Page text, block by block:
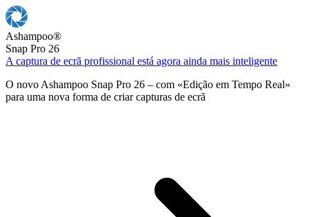
Ashampoo®
Snap Pro 26
A captura de ecrã profissional está agora ainda mais inteligente
O novo Ashampoo Snap Pro 26 – com «Edição em Tempo Real»
para uma nova forma de criar capturas de ecrã